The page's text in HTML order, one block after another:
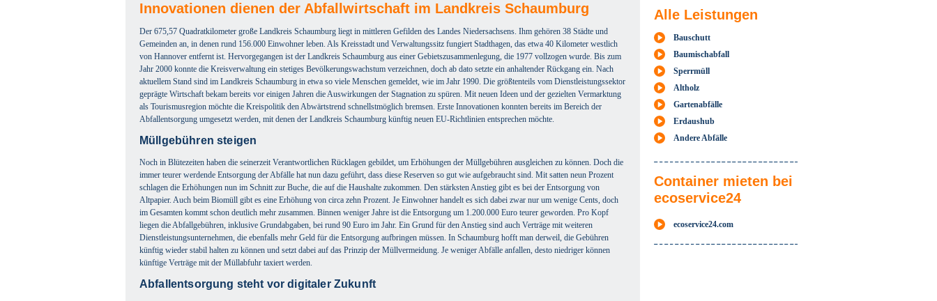
Innovationen dienen der Abfallwirtschaft im Landkreis Schaumburg
Der 675,57 Quadratkilometer große Landkreis Schaumburg liegt in mittleren Gefilden des Landes Niedersachsens. Ihm gehören 38 Städte und
Gemeinden an, in denen rund 156.000 Einwohner leben. Als Kreisstadt und Verwaltungssitz fungiert Stadthagen, das etwa 40 Kilometer westlich
von Hannover entfernt ist. Hervorgegangen ist der Landkreis Schaumburg aus einer Gebietszusammenlegung, die 1977 vollzogen wurde. Bis zum
Jahr 2000 konnte die Kreisverwaltung ein stetiges Bevölkerungswachstum verzeichnen, doch ab dato setzte ein anhaltender Rückgang ein. Nach
aktuellem Stand sind im Landkreis Schaumburg in etwa so viele Menschen gemeldet, wie im Jahr 1990. Die größtenteils vom Dienstleistungssektor
geprägte Wirtschaft bekam bereits vor einigen Jahren die Auswirkungen der Stagnation zu spüren. Mit neuen Ideen und der gezielten Vermarktung
als Tourismusregion möchte die Kreispolitik den Abwärtstrend schnellstmöglich bremsen. Erste Innovationen konnten bereits im Bereich der
Abfallentsorgung umgesetzt werden, mit denen der Landkreis Schaumburg künftig neuen EU-Richtlinien entsprechen möchte.
Müllgebühren steigen
Noch in Blütezeiten haben die seinerzeit Verantwortlichen Rücklagen gebildet, um Erhöhungen der Müllgebühren ausgleichen zu können. Doch die
immer teurer werdende Entsorgung der Abfälle hat nun dazu geführt, dass diese Reserven so gut wie aufgebraucht sind. Mit satten neun Prozent
schlagen die Erhöhungen nun im Schnitt zur Buche, die auf die Haushalte zukommen. Den stärksten Anstieg gibt es bei der Entsorgung von
Altpapier. Auch beim Biomüll gibt es eine Erhöhung von circa zehn Prozent. Je Einwohner handelt es sich dabei zwar nur um wenige Cents, doch
im Gesamten kommt schon deutlich mehr zusammen. Binnen weniger Jahre ist die Entsorgung um 1.200.000 Euro teurer geworden. Pro Kopf
liegen die Abfallgebühren, inklusive Grundabgaben, bei rund 90 Euro im Jahr. Ein Grund für den Anstieg sind auch Verträge mit weiteren
Dienstleistungsunternehmen, die ebenfalls mehr Geld für die Entsorgung aufbringen müssen. In Schaumburg hofft man derweil, die Gebühren
künftig wieder stabil halten zu können und setzt dabei auf das Prinzip der Müllvermeidung. Je weniger Abfälle anfallen, desto niedriger können
künftige Verträge mit der Müllabfuhr taxiert werden.
Abfallentsorgung steht vor digitaler Zukunft
Alle Leistungen
Bauschutt
Baumischabfall
Sperrmüll
Altholz
Gartenabfälle
Erdaushub
Andere Abfälle
Container mieten bei
ecoservice24
ecoservice24.com